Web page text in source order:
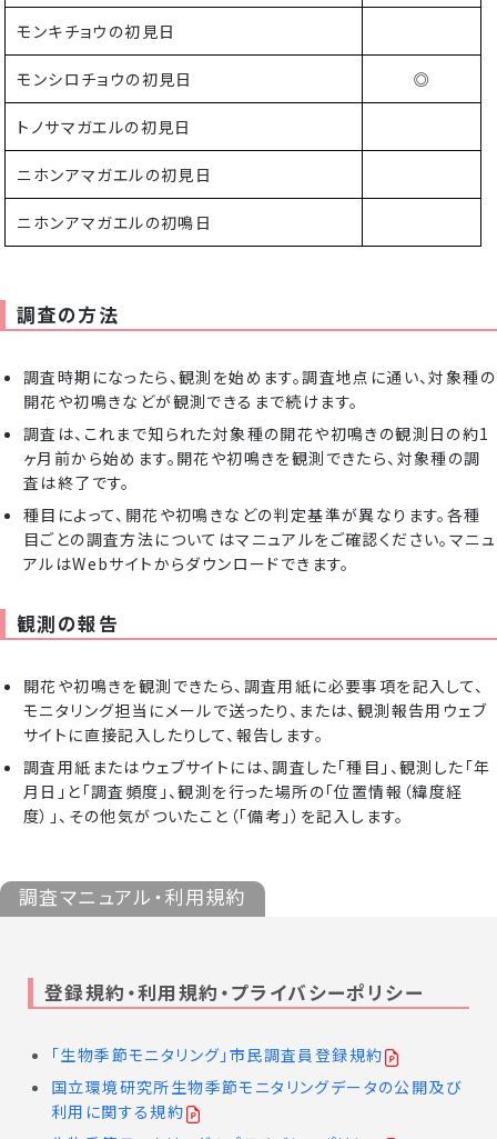
モンキチョウの初見日
モンシロチョウの初見日 ◎
トノサマガエルの初見日
ニホンアマガエルの初見日
ニホンアマガエルの初鳴日
調査の方法
調査時期になったら、観測を始めます。調査地点に通い、対象種の
開花や初鳴きなどが観測できるまで続けます。
調査は、これまで知られた対象種の開花や初鳴きの観測日の約1
ヶ月前から始めます。開花や初鳴きを観測できたら、対象種の調
査は終了です。
種目によって、開花や初鳴きなどの判定基準が異なります。各種
目ごとの調査方法についてはマニュアルをご確認ください。マニュ
アルはWebサイトからダウンロードできます。
観測の報告
開花や初鳴きを観測できたら、調査用紙に必要事項を記入して、
モニタリング担当にメールで送ったり、または、観測報告用ウェブ
サイトに直接記入したりして、報告します。
調査用紙またはウェブサイトには、調査した「種目」、観測した「年
月日」と「調査頻度」、観測を行った場所の「位置情報（緯度経
度）」、その他気がついたこと（「備考」）を記入します。
調査マニュアル・利用規約
登録規約・利用規約・プライバシーポリシー
「生物季節モニタリング」市民調査員登録規約
国立環境研究所生物季節モニタリングデータの公開及び
利用に関する規約